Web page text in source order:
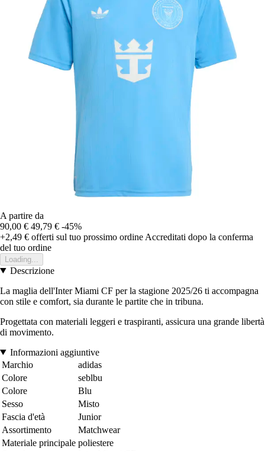
A partire da
90,00 € 49,79 € -45%
+2,49 € offerti sul tuo prossimo ordine Accreditati dopo la conferma
del tuo ordine
Loading...
Descrizione
La maglia dell'Inter Miami CF per la stagione 2025/26 ti accompagna
con stile e comfort, sia durante le partite che in tribuna.
Progettata con materiali leggeri e traspiranti, assicura una grande libertà
di movimento.
Informazioni aggiuntive
Marchio
adidas
Colore
seblbu
Colore
Blu
Sesso
Misto
Fascia d'età
Junior
Assortimento
Matchwear
Materiale principale poliestere